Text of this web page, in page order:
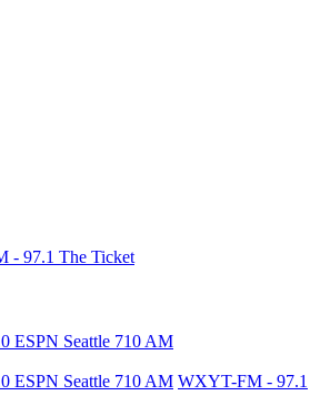
- 97.1 The Ticket
ESPN Seattle 710 AM
ESPN Seattle 710 AM WXYT-FM - 97.1